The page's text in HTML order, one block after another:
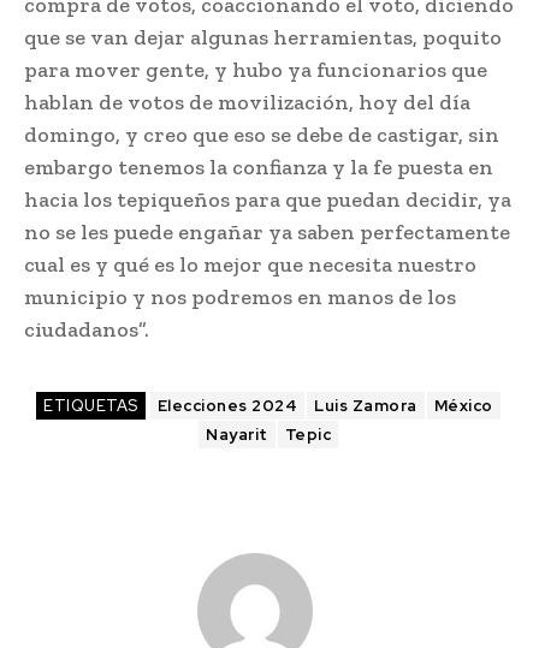
que se van dejar algunas herramientas, poquito
para mover gente, y hubo ya funcionarios que
hablan de votos de movilización, hoy del día
domingo, y creo que eso se debe de castigar, sin
embargo tenemos la confianza y la fe puesta en
hacia los tepiqueños para que puedan decidir, ya
no se les puede engañar ya saben perfectamente
cual es y qué es lo mejor que necesita nuestro
municipio y nos podremos en manos de los
ciudadanos”.
ETIQUETAS Elecciones 2024 Luis Zamora
México
Nayarit
Tepic